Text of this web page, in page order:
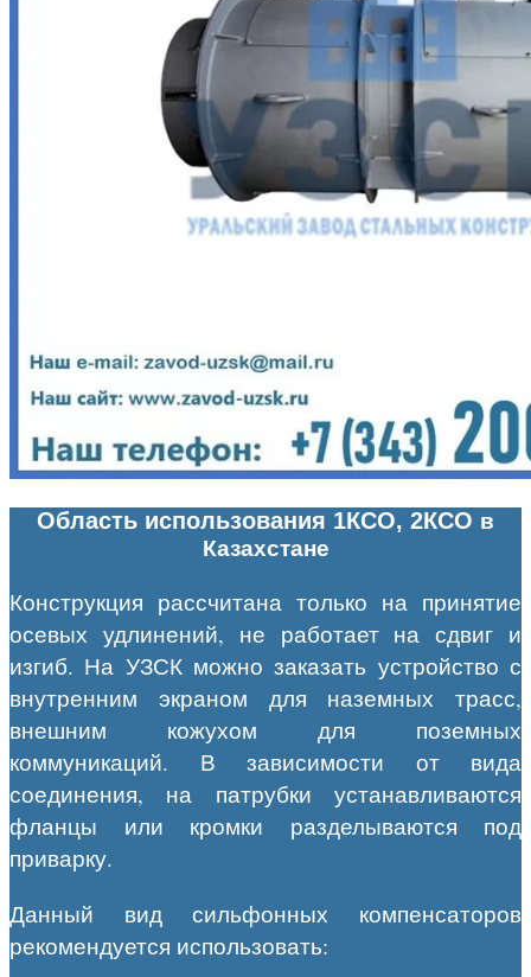
Область использования 1КСО, 2КСО в
Казахстане
Конструкция рассчитана только на принятие
осевых удлинений, не работает на сдвиг и
изгиб. На УЗСК можно заказать устройство с
внутренним экраном для наземных трасс,
внешним кожухом для поземных
коммуникаций. В зависимости от вида
соединения, на патрубки устанавливаются
фланцы или кромки разделываются под
приварку.
Данный вид сильфонных компенсаторов
рекомендуется использовать: